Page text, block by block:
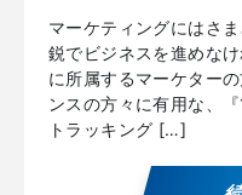
マーケティングにはさ
鋭でビジネスを進めな
に所属するマーケター
ンスの方々に有用な、
トラッキング […]